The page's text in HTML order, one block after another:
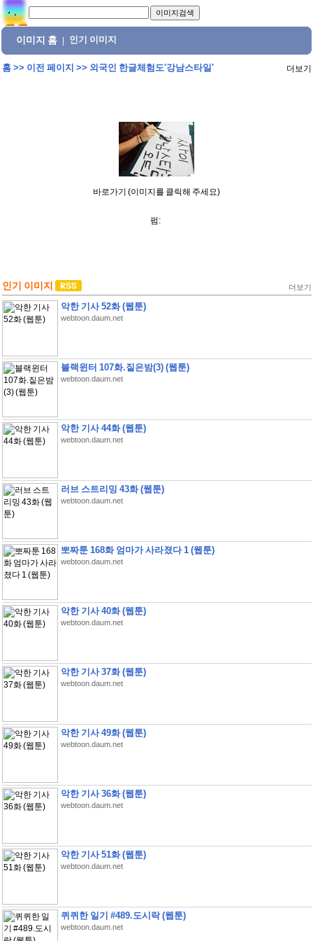
이미지 홈 인기 이미지
홈>> 이전 페이지 >> 외국인 한글체험도'강남스타일' 더보기
바로가기 (이미지를 클릭해 주세요)
펌:
인기 이미지 더보기
악한 기사 52화 (웹툰)
webtoon.daum.net
블랙윈터 107화.짙은밤(3) (웹툰)
webtoon.daum.net
악한 기사 44화 (웹툰)
webtoon.daum.net
러브 스트리밍 43화 (웹툰)
webtoon.daum.net
뽀짜툰 168화 엄마가 사라졌다 1 (웹툰)
webtoon.daum.net
악한 기사 40화 (웹툰)
webtoon.daum.net
악한 기사 37화 (웹툰)
webtoon.daum.net
악한 기사 49화 (웹툰)
webtoon.daum.net
악한 기사 36화 (웹툰)
webtoon.daum.net
악한 기사 51화 (웹툰)
webtoon.daum.net
퀴퀴한 일기 #489.도시락 (웹툰)
webtoon.daum.net